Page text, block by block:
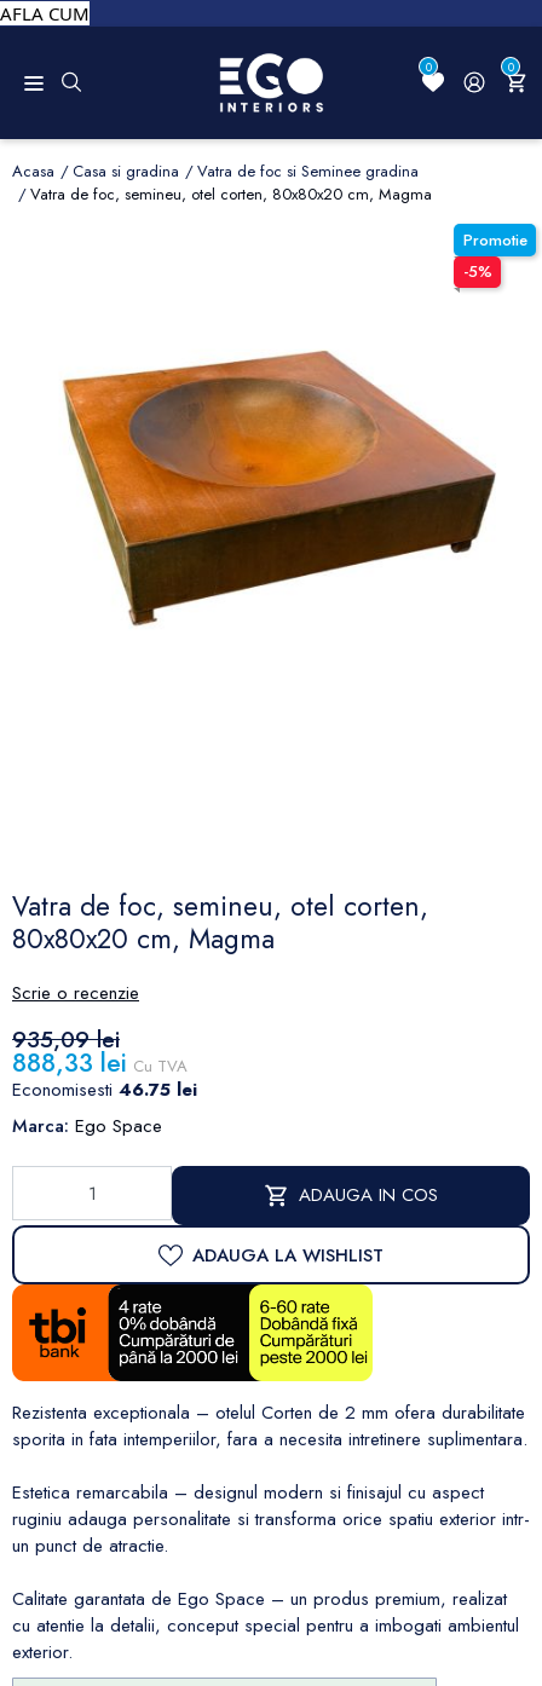
AFLA CUM
0 0
Acasa Casa si gradina
Vatra de foc si Seminee gradina
Vatra de foc, semineu, otel corten, 80x80x20 cm, Magma
Promotie
-5%
Vatra de foc, semineu, otel corten,
80x80x20 cm, Magma
Scrie o recenzie
935,09 lei
888,33 lei Cu TVA
Economisesti 46.75 lei
Marca: Ego Space
ADAUGA IN COS
ADAUGA LA WISHLIST
Rezistenta exceptionala – otelul Corten de 2 mm ofera durabilitate
sporita in fata intemperiilor, fara a necesita intretinere suplimentara.
Estetica remarcabila – designul modern si finisajul cu aspect
ruginiu adauga personalitate si transforma orice spatiu exterior intr-
un punct de atractie.
Calitate garantata de Ego Space – un produs premium, realizat
cu atentie la detalii, conceput special pentru a imbogati ambientul
exterior.